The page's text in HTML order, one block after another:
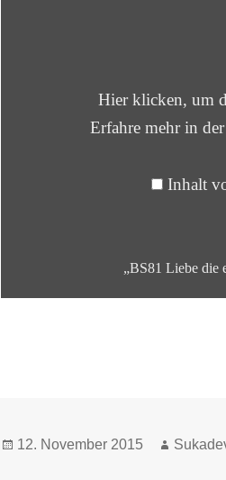
Hier klicken, um
Erfahre mehr in der
Inhalt
„BS81 Liebe die
Veröffentlicht
12. November 2015 Autor